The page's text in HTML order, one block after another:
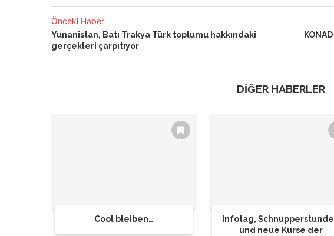
Önceki Haber
Yunanistan, Batı Trakya Türk toplumu hakkındaki
gerçekleri çarpıtıyor
DİĞER HABERLER
Cool bleiben…
Infotag,
und neue Kurse der